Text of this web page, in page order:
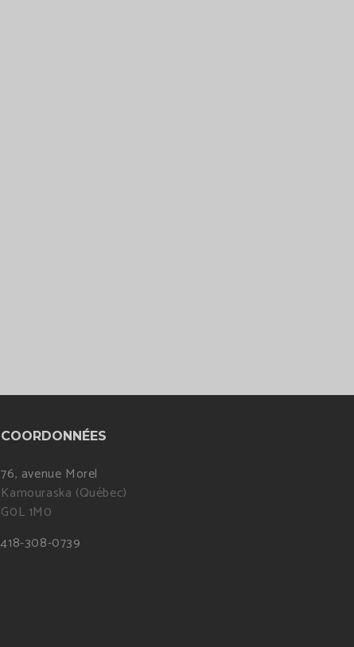
COORDONNÉES
76, avenue Morel
Kamouraska (Québec)
G0L 1M0
418-308-0739